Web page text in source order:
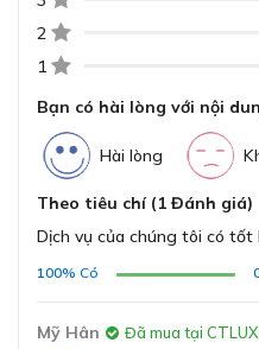
Tay cầm chất liệu
Chất liệu Thép Đức
2
1
Bạn có hài lòng với nội
Hài lòng
Theo tiêu chí (1 Đánh giá)
Dịch vụ của chúng tôi có tốt
100% Có
Mỹ Hân Đã mua tại